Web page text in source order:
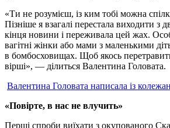
«Ти не розумієш, із ким тобі можна
Пізніше я взагалі перестала виходити з
кінця новини і переживала цей жах.
вагітні жінки або мами з маленькими
в бомбосховищах. Щоб якось
вірші», — ділиться Валентина Головата.
Валентина Головата написала із
«Повірте, в нас не влучить»
Перші спроби виїхати з окупованого